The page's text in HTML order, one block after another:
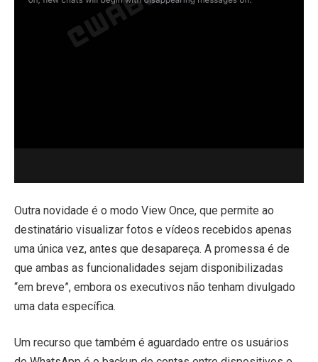
Outra novidade é o modo View Once, que permite ao
destinatário visualizar fotos e vídeos recebidos apenas
uma única vez, antes que desapareça. A promessa é de
que ambas as funcionalidades sejam disponibilizadas
“em breve”, embora os executivos não tenham divulgado
uma data específica.
Um recurso que também é aguardado entre os usuários